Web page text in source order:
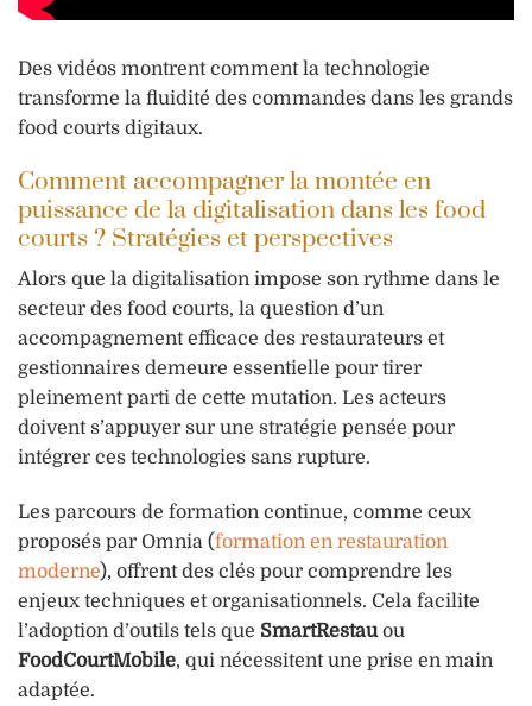
Des vidéos montrent comment la technologie
transforme la fluidité des commandes dans les grands
food courts digitaux.
Comment accompagner la montée en
puissance de la digitalisation dans les food
courts ? Stratégies et perspectives
Alors que la digitalisation impose son rythme dans le
secteur des food courts, la question d’un
accompagnement efficace des restaurateurs et
gestionnaires demeure essentielle pour tirer
pleinement parti de cette mutation. Les acteurs
doivent s’appuyer sur une stratégie pensée pour
intégrer ces technologies sans rupture.
Les parcours de formation continue, comme ceux
proposés par Omnia (formation en restauration
moderne), offrent des clés pour comprendre les
enjeux techniques et organisationnels. Cela facilite
l’adoption d’outils tels que SmartRestauou
FoodCourtMobile, qui nécessitent une prise en main
adaptée.